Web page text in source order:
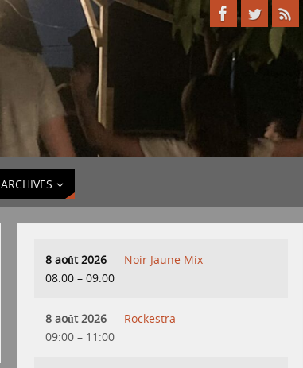
ARCHIVES
8 août 2026
08:00 – 09:00
Noir Jaune Mix
8 août 2026
09:00 – 11:00
Rockestra